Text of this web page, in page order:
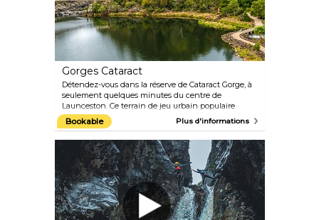
Gorges Cataract
Détendez-vous dans la réserve de Cataract Gorge, à
seulement quelques minutes du centre de
Launceston. Ce terrain de jeu urbain populaire
propose des paons et des wallabies, de l'escalade et
une piscine. Suivez un sentier le long de la falaise
surplombant la rivière South Esk. Sur le côté nord
ombragé, connu sous le nom de Cliff Grounds, se
trouve un jardin victorien avec des fougères et des
plantes exotiques. Traversez la passerelle et
empruntez le télésiège pour traverser la rivière.
Bookable Plus d'informations